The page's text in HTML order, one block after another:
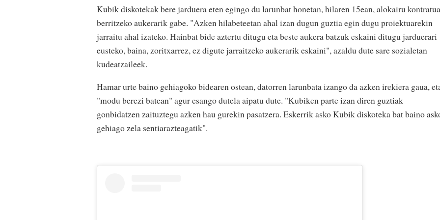
Kubik diskotekak bere jarduera eten egingo du larunbat honetan, hilaren 15ean, alokairu kontratua
berritzeko aukerarik gabe. "Azken hilabeteetan ahal izan dugun guztia egin dugu proiektuarekin
jarraitu ahal izateko. Hainbat bide aztertu ditugu eta beste aukera batzuk eskaini ditugu jarduerari
eusteko, baina, zoritxarrez, ez digute jarraitzeko aukerarik eskaini", azaldu dute sare sozialetan
kudeatzaileek.
Hamar urte baino gehiagoko bidearen ostean, datorren larunbata izango da azken irekiera gaua,
"modu berezi batean" agur esango dutela aipatu dute. "Kubiken parte izan diren guztiak
gonbidatzen zaituztegu azken hau gurekin pasatzera. Eskerrik asko Kubik diskoteka bat baino
gehiago zela sentiarazteagatik".